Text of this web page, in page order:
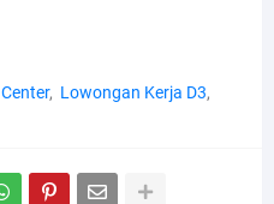
Lowongan Kerja D3